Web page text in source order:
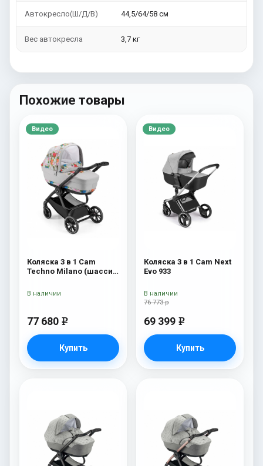
Автокресло(Ш/Д/В) 44,5/64/58 см
Вес автокресла 3,7 кг
Похожие товары
Видео
Коляска 3 в 1 Cam
Techno Milano (шасси
77 680 e
Купить
В наличии
Видео
Коляска 3 в 1 Cam Next
Evo 933
76 773 р
69 399 e
Купить
В наличии